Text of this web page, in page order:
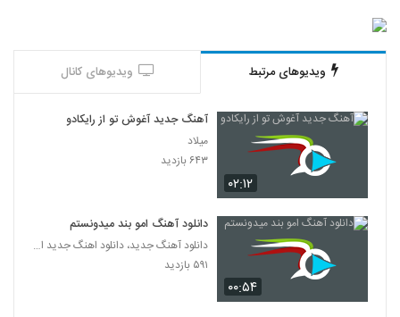
ویدیوهای مرتبط ویدیوهای کانال
۰۲:۱۲
آهنگ جدید آغوش تو از رایکادو
میلاد
۶۴۳ بازدید
۰۰:۵۴
دانلود آهنگ امو بند میدونستم
دانلود آهنگ جدید، دانلود اهنگ جدید ایرانی
۵۹۱ بازدید